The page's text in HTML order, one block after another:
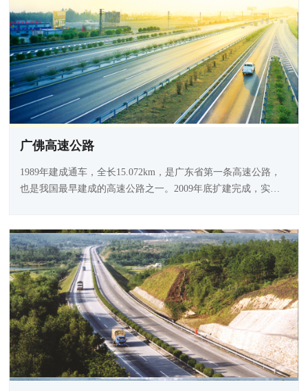
广佛高速公路
1989年建成通车，全长15.072km，是广东省第一条高速公路，
也是我国最早建成的高速公路之一。2009年底扩建完成，实现